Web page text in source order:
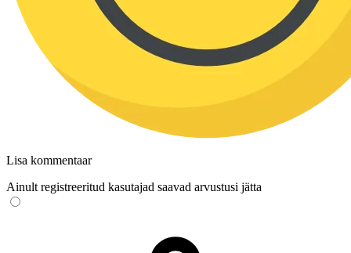
Lisa kommentaar
Ainult registreeritud kasutajad saavad arvustusi jätta